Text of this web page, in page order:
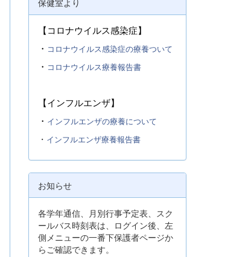
保健室より
【コロナウイルス感染症】
・ コロナウイルス感染症の療養ついて
・ コロナウイルス療養報告書
【インフルエンザ】
・ インフルエンザの療養について
・ インフルエンザ療養報告書
お知らせ
各学年通信、月別行事予定表、スク
ールバス時刻表は、ログイン後、左
側メニューの一番下保護者ページか
らご確認できます。